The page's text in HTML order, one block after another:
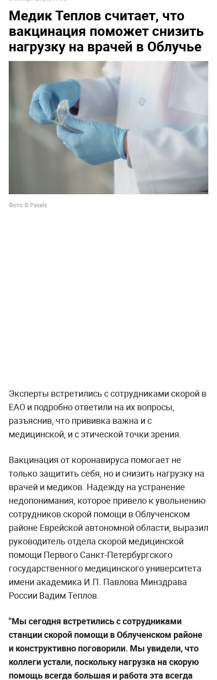
Медик Теплов считает, что
вакцинация поможет снизить
нагрузку на врачей в Облучье
Фото © Pexels
Эксперты встретились с сотрудниками скорой в
ЕАО и подробно ответили на их вопросы,
разъяснив, что прививка важна и с
медицинской, и с этической точки зрения.
Вакцинация от коронавируса помогает не
только защитить себя, но и снизить нагрузку на
врачей и медиков. Надежду на устранение
недопонимания, которое привело к увольнению
сотрудников скорой помощи в Облученском
районе Еврейской автономной области, выразил
руководитель отдела скорой медицинской
помощи Первого Санкт-Петербургского
государственного медицинского университета
имени академика И.П. Павлова Минздрава
России Вадим Теплов.
"Мы сегодня встретились с сотрудниками
станции скорой помощи в Облученском районе
и конструктивно поговорили. Мы увидели, что
коллеги устали, поскольку нагрузка на скорую
помощь всегда большая и работа эта всегда